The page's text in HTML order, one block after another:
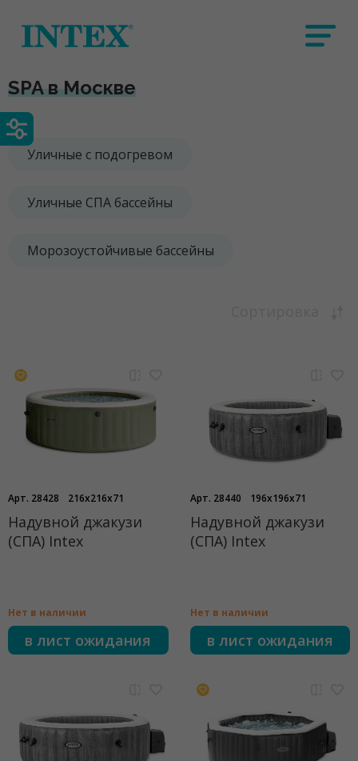
SPA в Москве
Уличные с подогревом
Уличные СПА бассейны
Морозоустойчивые бассейны
Арт. 28428 216x216x71
Надувной джакузи
(СПА) Intex
Нет в наличии
в лист ожидания
Арт. 28440 196x196x71
Надувной джакузи
(СПА) Intex
Нет в наличии
в лист ожидания